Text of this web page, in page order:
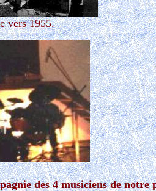
vers 1955.
des 4 musiciens de